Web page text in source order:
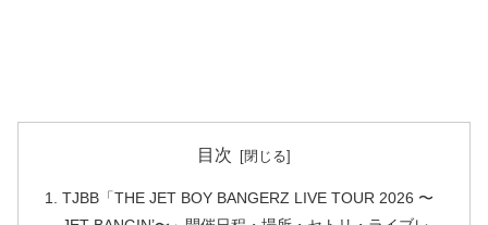
目次
TJBB「THE JET BOY BANGERZ LIVE TOUR 2026 〜